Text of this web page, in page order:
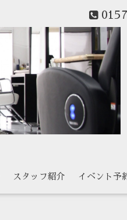
スタッフ紹介 イベント予